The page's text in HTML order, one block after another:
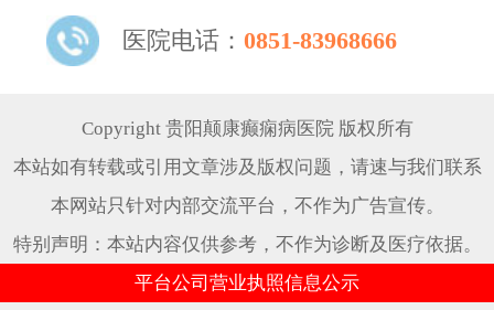
医院电话： 0851-83968666
Copyright 贵阳颠康癫痫病医院 版权所有
本站如有转载或引用文章涉及版权问题，请速与我们联系
本网站只针对内部交流平台，不作为广告宣传。
特别声明：本站内容仅供参考，不作为诊断及医疗依据。
平台公司营业执照信息公示